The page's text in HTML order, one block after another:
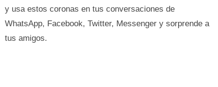
y usa estos coronas en tus conversaciones de
WhatsApp, Facebook, Twitter, Messenger y sorprende a
tus amigos.